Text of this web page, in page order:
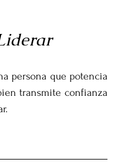
persona que potencia
transmite confianza